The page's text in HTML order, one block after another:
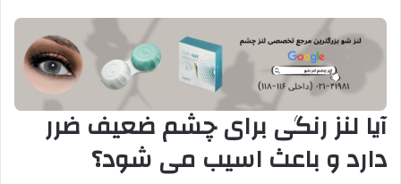
آیا لنز رنگی برای چشم ضعیف ضرر
دارد و باعث اسیب می شود؟